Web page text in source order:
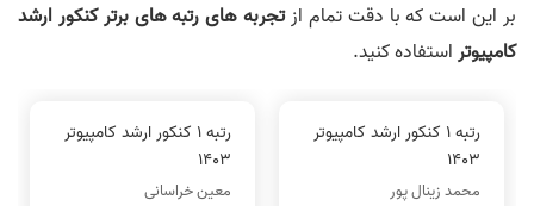
بر این است که با دقت تمام ازتجربه های رتبه های برتر کنکور ارشد
کامپیوتراستفاده کنید.
رتبه 1 کنکور ارشد کامپیوتر
1403
محمد زینال پور
رتبه 1 کنکور ارشد کامپیوتر
1403
معین خراسانی